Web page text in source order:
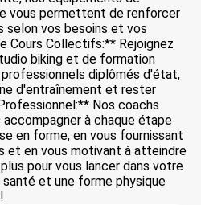
vous permettent de renforcer
vos besoins et vos
Cours Collectifs:** Rejoignez
biking et de formation
diplômés d'état,
d'entraînement et rester
Nos coachs
à chaque étape
en forme, en vous fournissant
et en vous motivant à atteindre
pour vous lancer dans votre
et une forme physique